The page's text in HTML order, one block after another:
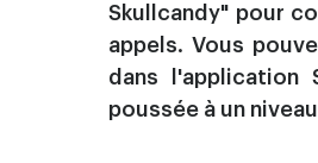
Skullcandy" pour
appels. Vous
dans l'application
poussée à un